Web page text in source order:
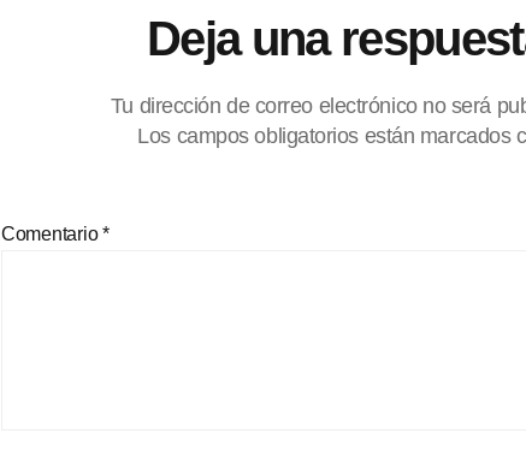
Deja una
Tu dirección de correo electrónico no será
Los campos obligatorios están marcados
Comentario*